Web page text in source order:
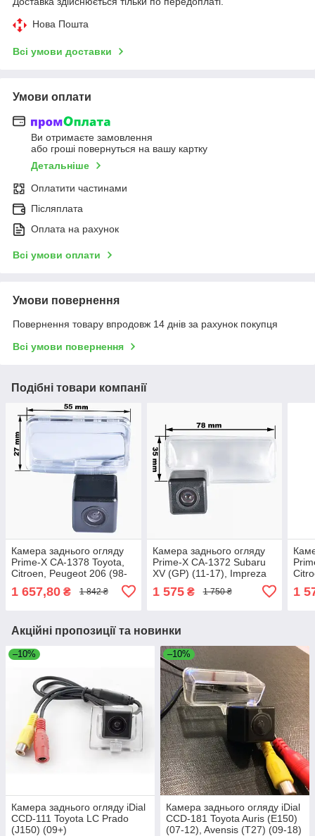
Нова Пошта
Всі умови доставки
Умови оплати
Ви отримаєте замовлення
або гроші повернуться на вашу картку
Детальніше
Оплатити частинами
Післяплата
Оплата на рахунок
Всі умови оплати
Умови повернення
Повернення товару впродовж 14 днів за рахунок покупця
Всі умови повернення
Подібні товари компанії
Камера заднього огляду
Prime-X CA-1378 Toyota,
Citroen, Peugeot 206 (98-
(XV50) (11-17),
1 657,80 ₴ 1 842 ₴
Камера заднього огляду
Prime-X CA-1372 Subaru
XV (GP) (11-17), Impreza
(GR) (07-11), Forester (SJ)
(12-18)
1 575₴ 1 750 ₴ 1
Акційні пропозиції та новинки
–10%
Камера заднього огляду iDial
CCD-111 Toyota LC Prado
(J150) (09+)
–10%
Камера заднього огляду iDial
CCD-181 Toyota Auris (E150)
(07-12), Avensis (T27) (09-18)